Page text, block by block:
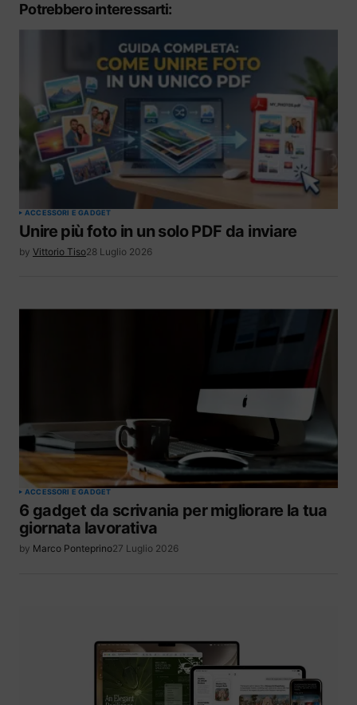
Potrebbero interessarti:
ACCESSORI E GADGET
Unire più foto in un solo PDF da inviare
by Vittorio Tiso28 Luglio 2026
ACCESSORI E GADGET
6 gadget da scrivania per migliorare la tua
giornata lavorativa
by Marco Ponteprino27 Luglio 2026